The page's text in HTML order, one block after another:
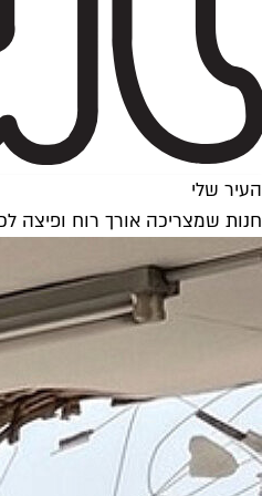
העיר שלי
חנות שמצריכה אורך רוח ופיצה